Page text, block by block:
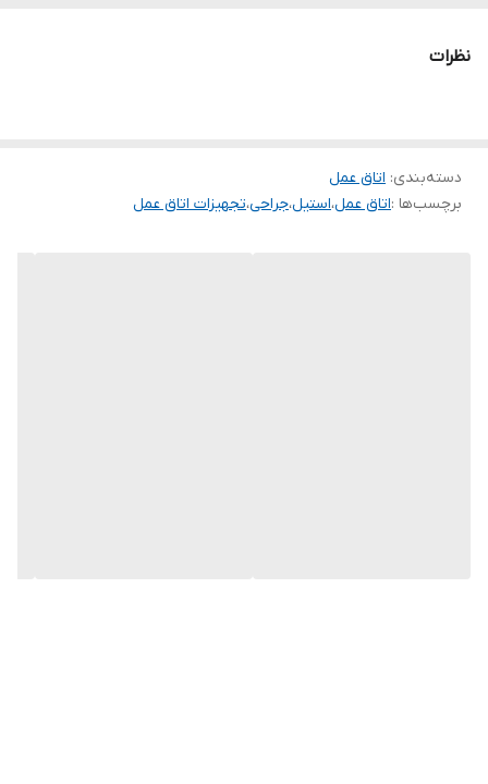
و 50 و ارتفاع 85
نظرات
دسته‌بندی: اتاق عمل
برچسب‌ها :اتاق عمل،استیل،جراحی،تجهیزات اتاق عمل